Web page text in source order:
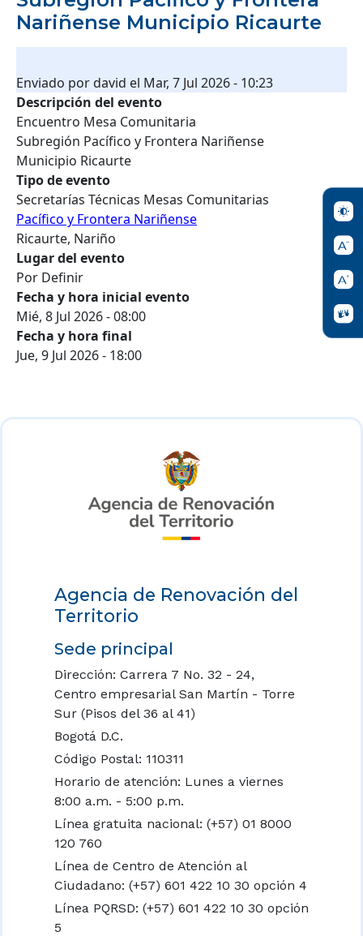
Nariñense Municipio Ricaurte
Enviado pordavid el Mar, 7 Jul 2026 - 10:23
Descripción del evento
Encuentro Mesa Comunitaria
Subregión Pacífico y Frontera Nariñense
Municipio Ricaurte
Tipo de evento
Secretarías Técnicas Mesas Comunitarias
Pacífico y Frontera Nariñense
Ricaurte, Nariño
Lugar del evento
Por Definir
Fecha y hora inicial evento
Mié, 8 Jul 2026 - 08:00
Fecha y hora final
Jue, 9 Jul 2026 - 18:00
Agencia de Renovación del
Territorio
Sede principal
Dirección: Carrera 7 No. 32 - 24,
Centro empresarial San Martín - Torre
Sur (Pisos del 36 al 41)
Bogotá D.C.
Código Postal: 110311
Horario de atención: Lunes a viernes
8:00 a.m. - 5:00 p.m.
Línea gratuita nacional: (+57) 01 8000
120 760
Línea de Centro de Atención al
Ciudadano: (+57) 601 422 10 30 opción 4
Línea PQRSD: (+57) 601 422 10 30 opción
5